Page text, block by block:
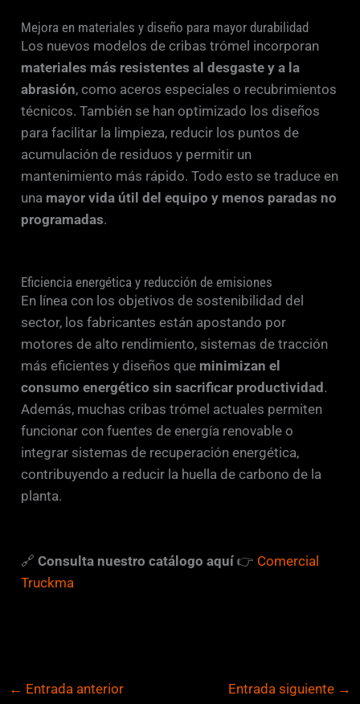
Mejora en materiales y diseño para mayor durabilidad
Los nuevos modelos de cribas trómel incorporan
materiales más resistentes al desgaste y a la
abrasión, como aceros especiales o recubrimientos
técnicos. También se han optimizado los diseños
para facilitar la limpieza, reducir los puntos de
acumulación de residuos y permitir un
mantenimiento más rápido. Todo esto se traduce en
una mayor vida útil del equipo y menos paradas no
programadas.
Eficiencia energética y reducción de emisiones
En línea con los objetivos de sostenibilidad del
sector, los fabricantes están apostando por
motores de alto rendimiento, sistemas de tracción
más eficientes y diseños que minimizan el
consumo energético sin sacrificar productividad.
Además, muchas cribas trómel actuales permiten
funcionar con fuentes de energía renovable o
integrar sistemas de recuperación energética,
contribuyendo a reducir la huella de carbono de la
planta.
🔗Consulta nuestro catálogo aquí 👉 Comercial
Truckma
← Entrada anterior Entrada siguiente →